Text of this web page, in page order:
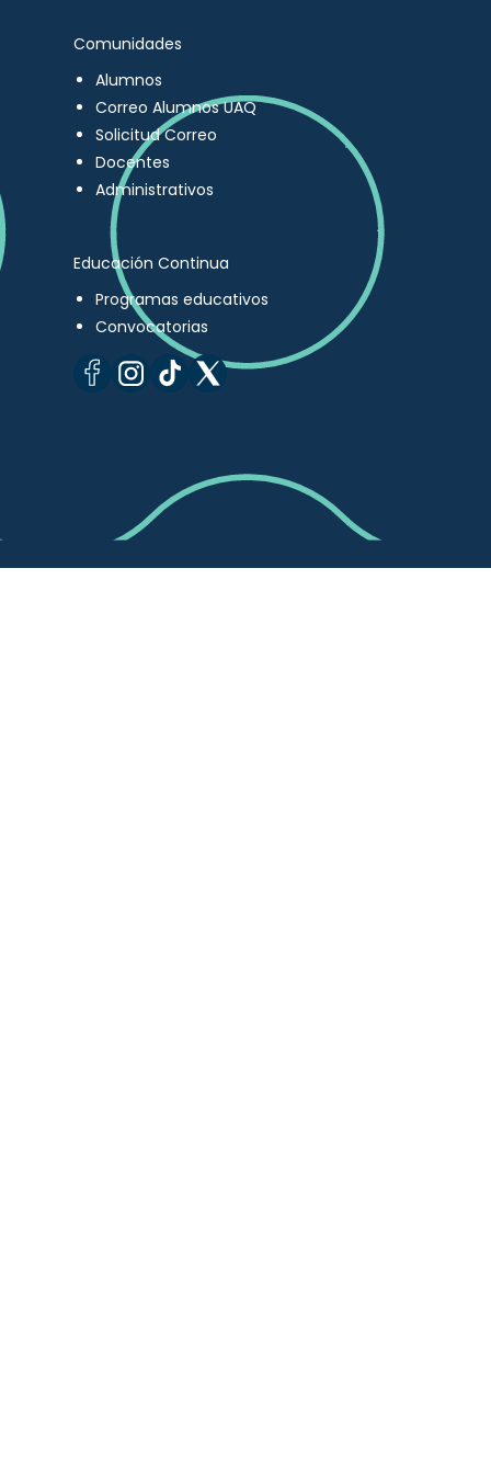
Comunidades
Alumnos
Correo Alumnos UAQ
Solicitud Correo
Docentes
Administrativos
Educación Continua
Programas educativos
Convocatorias